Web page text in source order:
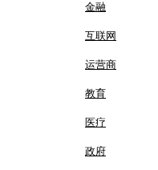
金融
互联网
运营商
教育
医疗
政府